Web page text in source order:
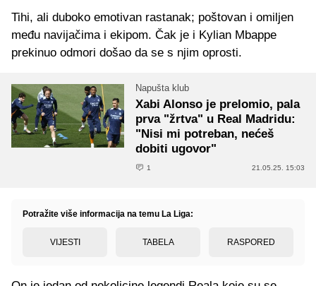
Tihi, ali duboko emotivan rastanak; poštovan i omiljen
među navijačima i ekipom. Čak je i Kylian Mbappe
prekinuo odmori došao da se s njim oprosti.
Napušta klub
Xabi Alonso je prelomio, pala
prva "žrtva" u Real Madridu:
"Nisi mi potreban, nećeš
dobiti ugovor"
1 21.05.25. 15:03
Potražite više informacija na temu La Liga:
VIJESTI TABELA RASPORED